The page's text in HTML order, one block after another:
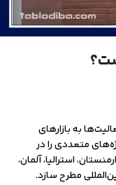
به بازارهای
متعددی را در
استرالیا، آلمان،
مطرح سازد.